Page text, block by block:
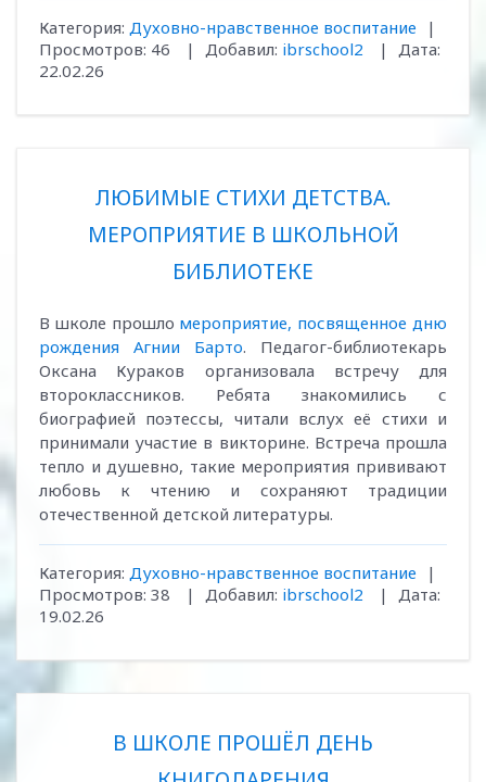
Категория: Духовно-нравственное воспитание
|
Просмотров: 46 | Добавил: ibrschool2 |
Дата:
22.02.26
ЛЮБИМЫЕ СТИХИ ДЕТСТВА.
МЕРОПРИЯТИЕ В ШКОЛЬНОЙ
БИБЛИОТЕКЕ
В школе прошло мероприятие, посвященное дню
рождения Агнии Барто. Педагог-библиотекарь
Оксана Кураков организовала встречу для
второклассников. Ребята знакомились с
биографией поэтессы, читали вслух её стихи и
принимали участие в викторине. Встреча прошла
тепло и душевно, такие мероприятия прививают
любовь к чтению и сохраняют традиции
отечественной детской литературы.
Категория: Духовно-нравственное воспитание
|
Просмотров: 38 | Добавил: ibrschool2 |
Дата:
19.02.26
В ШКОЛЕ ПРОШЁЛ ДЕНЬ